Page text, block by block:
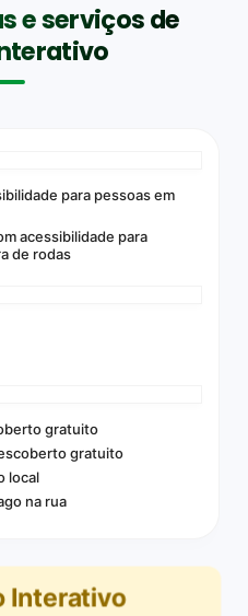
e serviços de
para pessoas em
acessibilidade para
de rodas
gratuito
gratuito
local
na rua
Interativo